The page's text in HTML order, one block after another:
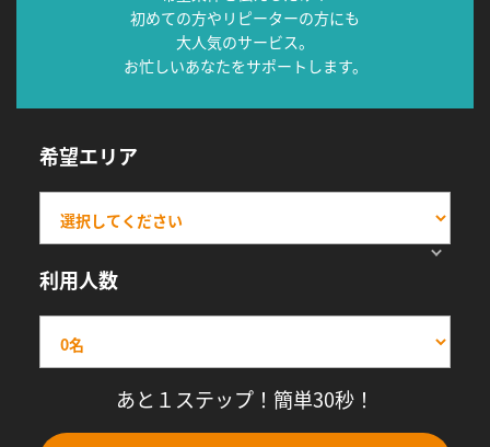
初めての方やリピーターの方にも
大人気のサービス。
お忙しいあなたをサポートします。
希望エリア
利用人数
あと１ステップ！簡単30秒！